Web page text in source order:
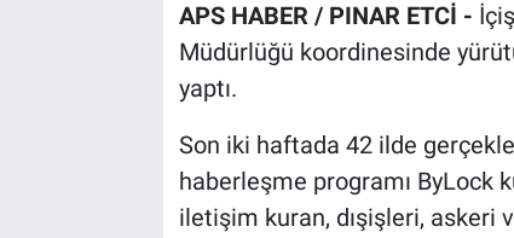
APS HABER / PINAR ETCİ -
Müdürlüğü koordinesinde
yaptı.
Son iki haftada 42 ilde
haberleşme programı ByLock
iletişim kuran, dışişleri, askeri